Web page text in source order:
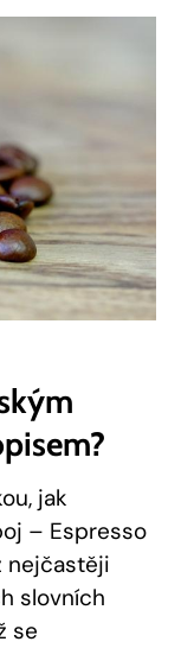
jak
– Espresso
nejčastěji
slovních
se